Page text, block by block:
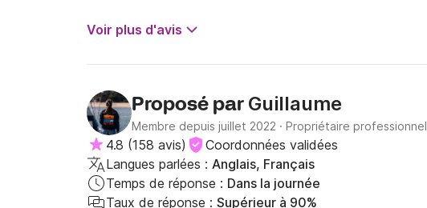
Voir plus d'avis
Proposé par Guillaume
Membre depuis juillet 2022 · Propriétaire professionnel
4.8 (158 avis)
Coordonnées validées
Langues parlées : Anglais, Français
Temps de réponse : Dans la journée
Taux de réponse : Supérieur à 90%